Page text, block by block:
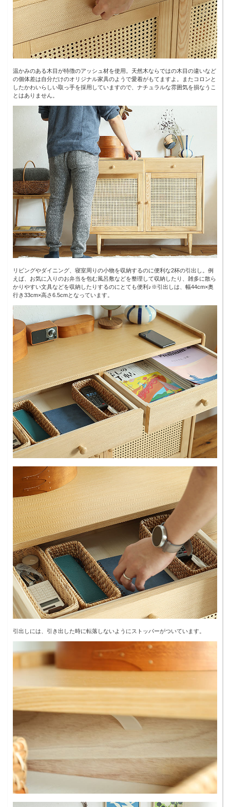
温かみのある木目が特徴のアッシュ材を使用。天然木ならではの木目の違いなど
の個体差は自分だけのオリジナル家具のようで愛着がもてますよ。またコロンと
したかわいらしい取っ手を採用していますので、ナチュラルな雰囲気を損なうこ
とはありません。
リビングやダイニング、寝室周りの小物を収納するのに便利な2杯の引出し。例
えば、お気に入りのお弁当を包む風呂敷などを整理して収納したり、雑多に散ら
かりやすい文具などを収納したりするのにとても便利♪※引出しは、幅44cm×奥
行き33cm×高さ6.5cmとなっています。
引出しには、引き出した時に転落しないようにストッパーがついています。